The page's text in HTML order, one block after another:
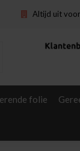
Altijd uit
folie